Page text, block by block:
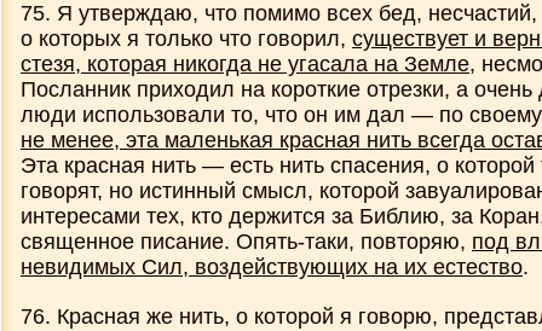
75. Я утверждаю, что помимо всех бед,
о которых я только что говорил, существует и
стезя, которая никогда не угасала на Земле,
Посланник приходил на короткие отрезки, а очень
люди использовали то, что он им дал — по
не менее, эта маленькая красная нить всегда
Эта красная нить — есть нить спасения, о которой
говорят, но истинный смысл, которой
интересами тех, кто держится за Библию, за
священное писание. Опять-таки, повторяю, под
невидимых Сил, воздействующих на их естество.
76. Красная же нить, о которой я говорю,